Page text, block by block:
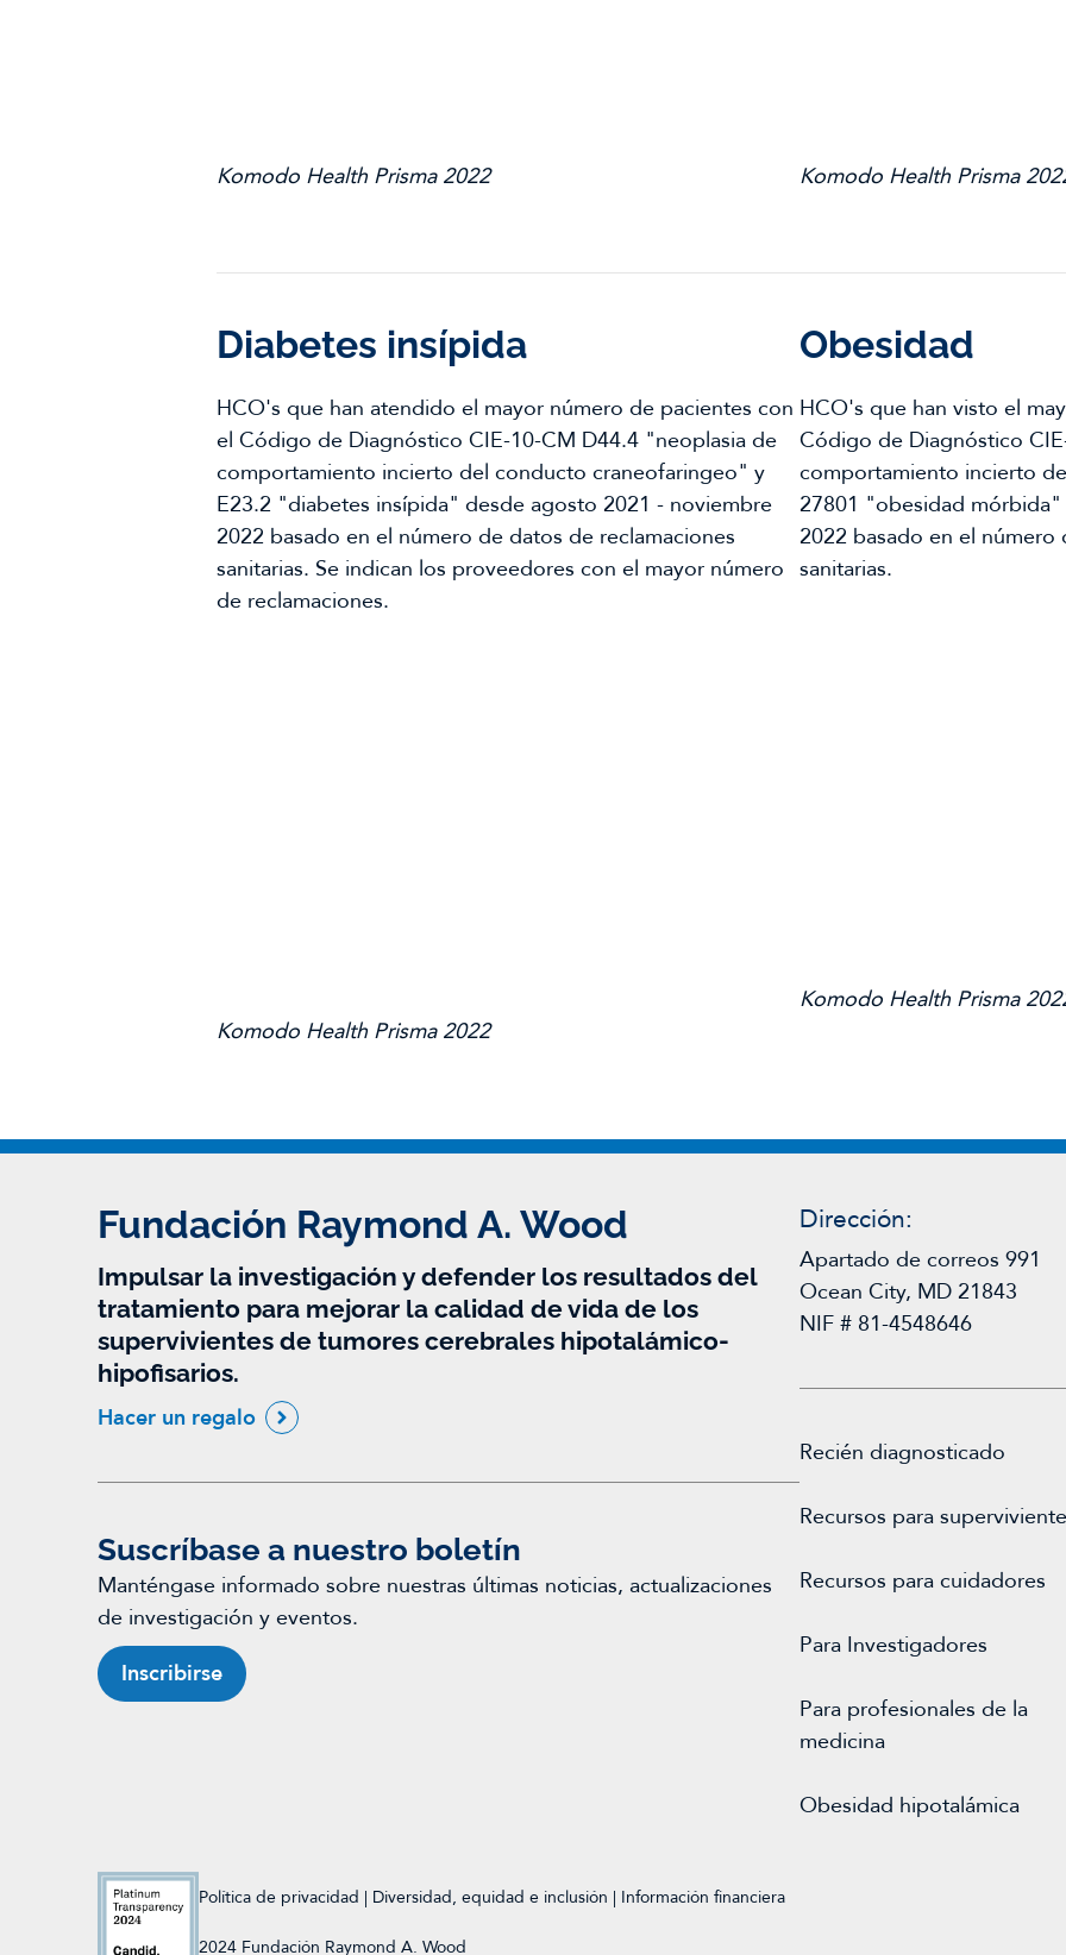
Komodo Health Prisma 2022 Komodo Health Prisma
Diabetes insípida
HCO's que han atendido el mayor número de pacientes con
el Código de Diagnóstico CIE-10-CM D44.4 "neoplasia de
comportamiento incierto del conducto craneofaringeo" y
E23.2 "diabetes insípida" desde agosto 2021 - noviembre
2022 basado en el número de datos de reclamaciones
sanitarias. Se indican los proveedores con el mayor número
de reclamaciones.
Komodo Health Prisma 2022
Obesidad
HCO's que han visto el
Código de Diagnóstico
comportamiento incierto
27801 "obesidad
2022 basado en el
sanitarias.
Komodo Health Prisma
Fundación Raymond A. Wood
Impulsar la investigación y defender los resultados del
tratamiento para mejorar la calidad de vida de los
supervivientes de tumores cerebrales hipotalámico-
hipofisarios.
Hacer un regalo
Suscríbase a nuestro boletín
Manténgase informado sobre nuestras últimas noticias, actualizaciones
de investigación y eventos.
Inscribirse
Dirección:
Apartado de correos 991
Ocean City, MD 21843
NIF # 81-4548646
Recién diagnosticado
Recursos para
Recursos para cuidadores
Para Investigadores
Para profesionales de la
medicina
Obesidad hipotalámica
Política de privacidad | Diversidad, equidad e inclusión | Información financiera
2024 Fundación Raymond A. Wood